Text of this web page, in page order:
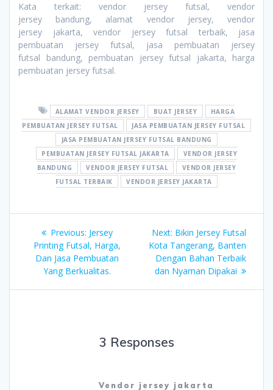
Kata terkait: vendor jersey futsal, vendor
jersey bandung, alamat vendor jersey, vendor
jersey jakarta, vendor jersey futsal terbaik, jasa
pembuatan jersey futsal, jasa pembuatan jersey
futsal bandung, pembuatan jersey futsal jakarta, harga
pembuatan jersey futsal.
ALAMAT VENDOR JERSEY BUAT JERSEY
HARGA
PEMBUATAN JERSEY FUTSAL
JASA PEMBUATAN JERSEY FUTSAL
JASA PEMBUATAN JERSEY FUTSAL BANDUNG
PEMBUATAN JERSEY FUTSAL JAKARTA
VENDOR JERSEY
BANDUNG
VENDOR JERSEY FUTSAL
VENDOR JERSEY
FUTSAL TERBAIK
VENDOR JERSEY JAKARTA
Post
navigation
Previous: Previous
post:
Jersey
Printing Futsal, Harga,
Dan Jasa Pembuatan
Yang Berkualitas.
Next: Next
post:
Bikin Jersey Futsal
Kota Tangerang, Banten
Dengan Bahan Terbaik
dan Nyaman Dipakai
3 Responses
Vendor jersey jakarta